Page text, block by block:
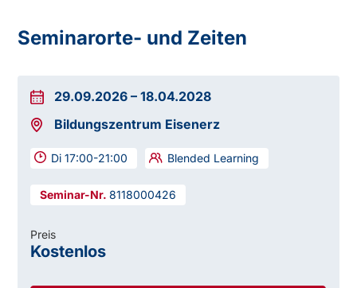
Seminarorte- und Zeiten
29.09.2026 –18.04.2028
Bildungszentrum Eisenerz
Di 17:00-21:00 Blended Learning
8118000426
Preis
Kostenlos